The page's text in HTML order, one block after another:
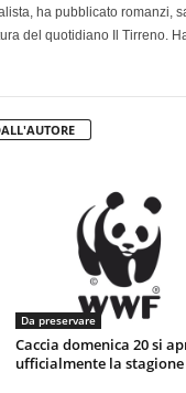
ha pubblicato romanzi,
del quotidiano Il Tirreno.
Da preservare
Caccia domenica 20 si
ufficialmente la stagione